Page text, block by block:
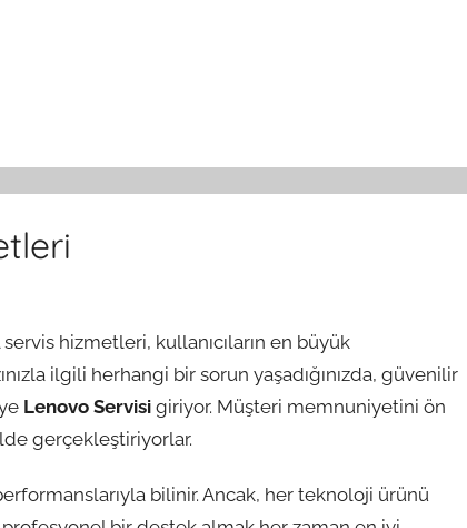
hizmetleri, kullanıcıların en büyük
ilgili herhangi bir sorun yaşadığınızda, güvenilir
Lenovo Servisi giriyor. Müşteri memnuniyetini ön
gerçekleştiriyorlar.
bilinir. Ancak, her teknoloji ürünü